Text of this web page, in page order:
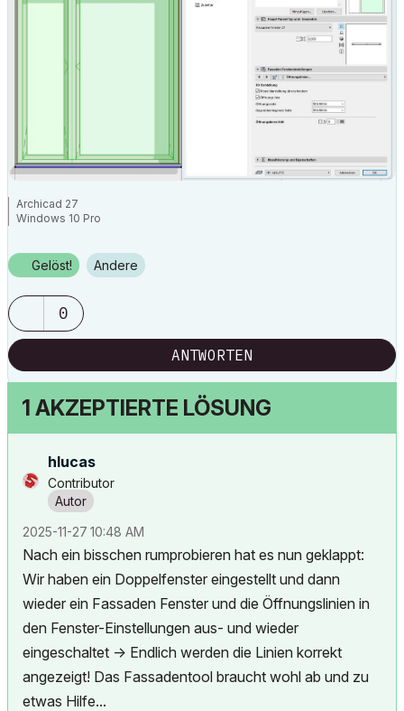
Archicad 27
Windows 10 Pro
Gelöst! Andere
0
ANTWORTEN
1 AKZEPTIERTE LÖSUNG
hlucas
Contributor
‎2025-11-27 10:48 AM
Nach ein bisschen rumprobieren hat es nun geklappt:
Wir haben ein Doppelfenster eingestellt und dann
wieder ein Fassaden Fenster und die Öffnungslinien in
den Fenster-Einstellungen aus- und wieder
eingeschaltet -> Endlich werden die Linien korrekt
angezeigt! Das Fassadentool braucht wohl ab und zu
etwas Hilfe...